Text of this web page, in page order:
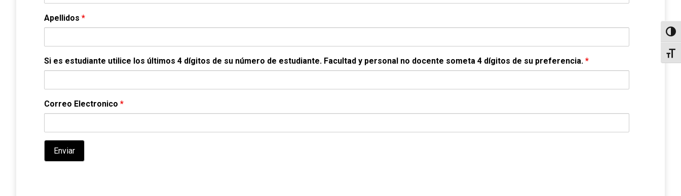
Apellidos *
Si es estudiante utilice los últimos 4 dígitos de su número de estudiante. Facultad y personal no docente someta 4 dígitos de su preferencia. *
Correo Electronico *